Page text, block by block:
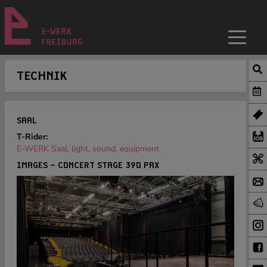
TECHNIK
SAAL
T-Rider:
E-WERK Saal, light, sound, equipment
IMAGES – CONCERT STAGE 390 PAX